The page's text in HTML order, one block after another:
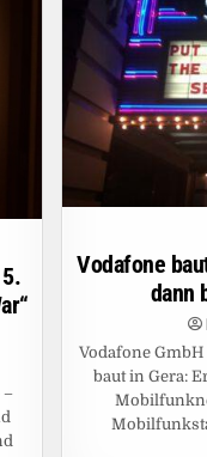
–
Vodafone
dann
Vodafone
baut in Gera: